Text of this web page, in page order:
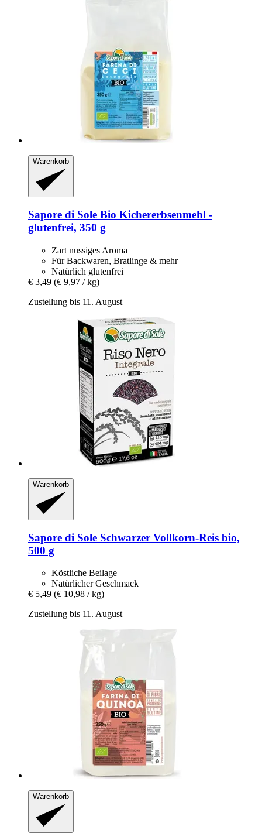
Warenkorb
Sapore di Sole Bio Kichererbsenmehl -​
glutenfrei, 350 g
Zart nussiges Aroma
Für Backwaren, Bratlinge & mehr
Natürlich glutenfrei
€ 3,49 (€ 9,97 / kg)
Zustellung bis 11. August
Warenkorb
Sapore di Sole Schwarzer Vollkorn-​Reis bio,
500 g
Köstliche Beilage
Natürlicher Geschmack
€ 5,49 (€ 10,98 / kg)
Zustellung bis 11. August
Warenkorb